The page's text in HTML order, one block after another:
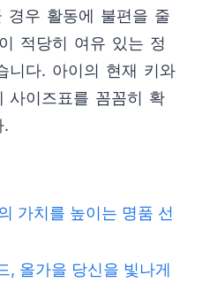
경우 활동에 불편을 줄
적당히 여유 있는 정
니다. 아이의 현재 키와
사이즈표를 꼼꼼히 확
.
가치를 높이는 명품 선
, 올가을 당신을 빛나게